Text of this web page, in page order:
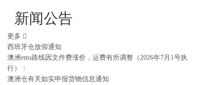
新闻公告
更多
西班牙仓放假通知
澳洲ems路线因文件费涨价，运费有所调整（2026年7月1号执
行）：
澳洲仓有关如实申报货物信息通知